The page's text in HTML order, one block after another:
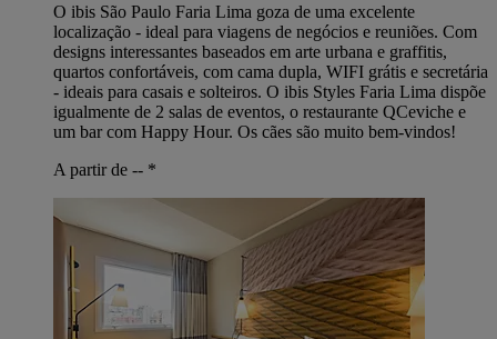
O ibis São Paulo Faria Lima goza de uma excelente
localização - ideal para viagens de negócios e reuniões. Com
designs interessantes baseados em arte urbana e graffitis,
quartos confortáveis, com cama dupla, WIFI grátis e secretária
- ideais para casais e solteiros. O ibis Styles Faria Lima dispõe
igualmente de 2 salas de eventos, o restaurante QCeviche e
um bar com Happy Hour. Os cães são muito bem-vindos!
A partir de -- *